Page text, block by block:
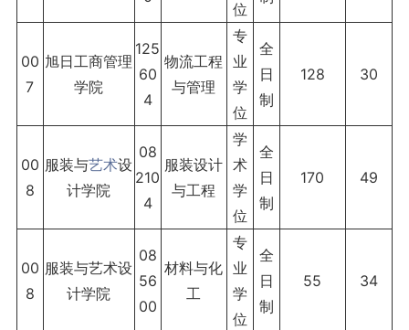
位
00
7
旭日工商管理
学院
125
60
4
物流工程
与管理
专
业
学
位
全
日
制
128 30
00
8
服装与艺术设
计学院
08
210
4
服装设计
与工程
学
术
学
位
全
日
制
170 49
00
8
服装与艺术设
计学院
08
56
00
材料与化
工
专
业
学
位
全
日
制
55 34